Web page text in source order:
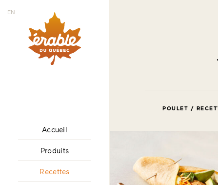
EN
Accueil
Produits
Recettes
POULET /